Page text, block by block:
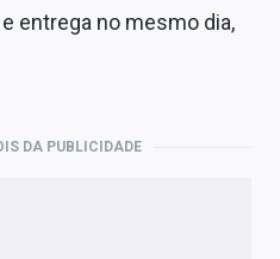
entrega no mesmo dia,
DA PUBLICIDADE